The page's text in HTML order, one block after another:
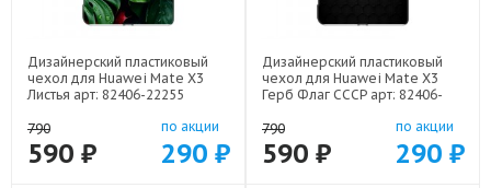
Дизайнерский пластиковый
чехол для Huawei Mate X3
Листья арт: 82406-22255
790
590 ₽
по акции
290 ₽
Дизайнерский пластиковый
чехол для Huawei Mate X3
Герб Флаг СССР арт: 82406-
790
590 ₽
по акции
290 ₽